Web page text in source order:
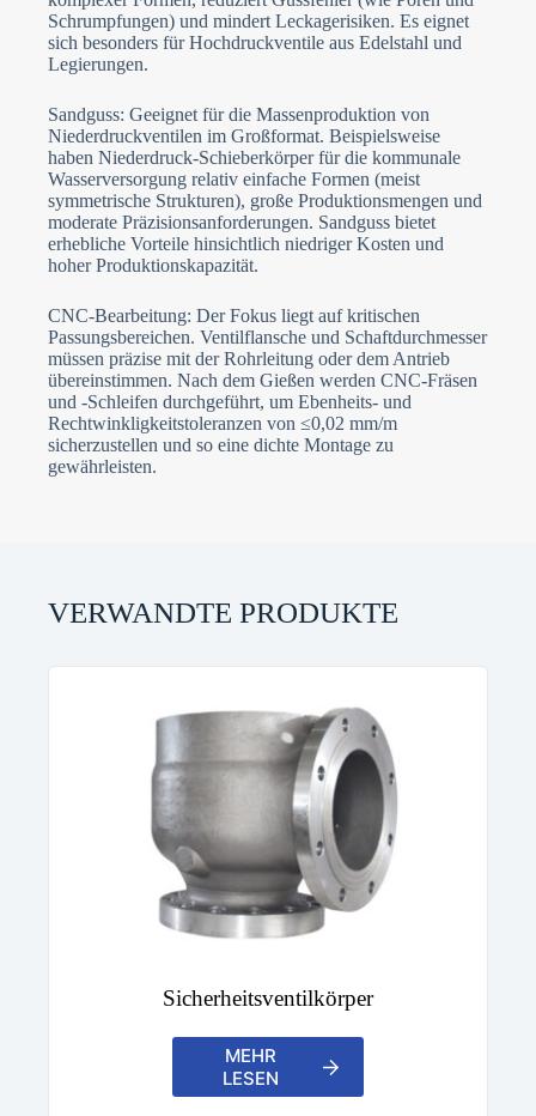
Schrumpfungen) und mindert Leckagerisiken. Es eignet
sich besonders für Hochdruckventile aus Edelstahl und
Legierungen.
Sandguss: Geeignet für die Massenproduktion von
Niederdruckventilen im Großformat. Beispielsweise
haben Niederdruck-Schieberkörper für die kommunale
Wasserversorgung relativ einfache Formen (meist
symmetrische Strukturen), große Produktionsmengen und
moderate Präzisionsanforderungen. Sandguss bietet
erhebliche Vorteile hinsichtlich niedriger Kosten und
hoher Produktionskapazität.
CNC-Bearbeitung: Der Fokus liegt auf kritischen
Passungsbereichen. Ventilflansche und Schaftdurchmesser
müssen präzise mit der Rohrleitung oder dem Antrieb
übereinstimmen. Nach dem Gießen werden CNC-Fräsen
und -Schleifen durchgeführt, um Ebenheits- und
Rechtwinkligkeitstoleranzen von ≤0,02 mm/m
sicherzustellen und so eine dichte Montage zu
gewährleisten.
VERWANDTE PRODUKTE
Sicherheitsventilkörper
MEHR
LESEN